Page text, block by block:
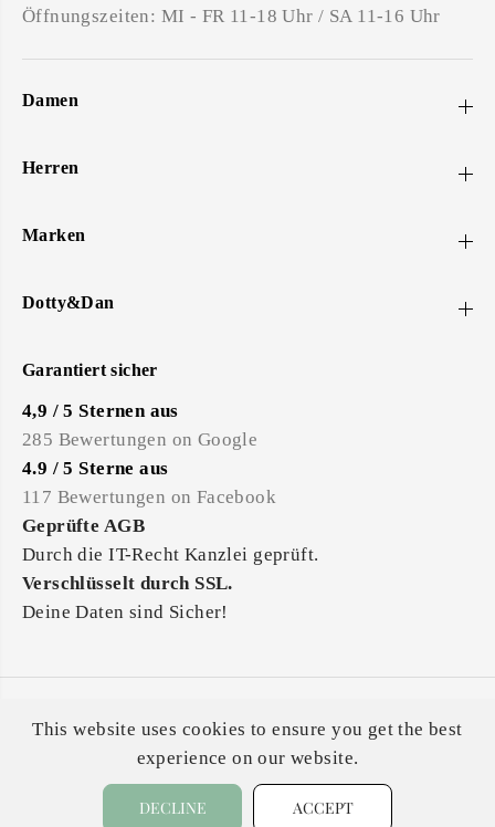
Öffnungszeiten: MI - FR 11-18 Uhr / SA 11-16 Uhr
Damen
Herren
Marken
Dotty&Dan
Garantiert sicher
4,9 / 5 Sternen aus
285 Bewertungen on Google
4.9 / 5 Sterne aus
117 Bewertungen on Facebook
Geprüfte AGB
Durch die IT-Recht Kanzlei geprüft.
Verschlüsselt durch SSL.
Deine Daten sind Sicher!
Preise entsprechen dem bisherigen Preis bei Dotty&Dan.
This website uses cookies to ensure you get the best
experience on our website.
DECLINE ACCEPT